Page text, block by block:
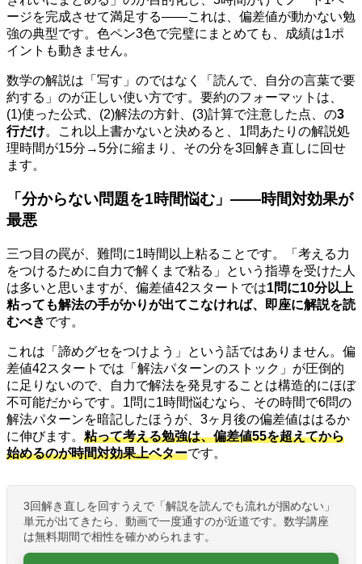
ージを完成させて満足する——これは、偏差値が動かない勉
強の典型です。色ペン3色で完璧にまとめても、成績は1ポ
イントも動きません。
数学の解説は「写す」のではなく「読んで、自分の言葉で要
約する」のが正しい使い方です。要約のフォーマットは、
(1)使った公式、(2)解法の方針、(3)計算で注意した点、の3
行だけ。これ以上書かないと決めると、1問あたりの解説処
理時間が15分→5分に縮まり、その分を3回解き直しに回せ
ます。
「分からない問題を1時間悩む」——時間対効果が
最悪
三つ目の罠が、難問に1時間以上粘ることです。「考える力
をつけるために自力で解くまで粘る」という指導を受けた人
は多いと思いますが、偏差値42スタートでは1問に10分以上
粘っても解法の手がかりが出てこなければ、即座に解説を読
むべきです。
これは「諦めグセをつけよう」という話ではありません。偏
差値42スタートでは「解法パターンのストック」が圧倒的
に足りないので、自力で解法を発見することは構造的にほぼ
不可能だからです。1問に1時間悩むなら、その時間で6問の
解法パターンを暗記したほうが、3ヶ月後の偏差値ははるか
に伸びます。 粘って考える勉強は、偏差値55を超えてから
始めるのが時間対効果上ベターです。
3回解き直しを回すうえで「解説を読んでも流れが掴めない」
単元が出てきたら、動画で一度通すのが近道です。数学講座
は無料期間で相性を確かめられます。